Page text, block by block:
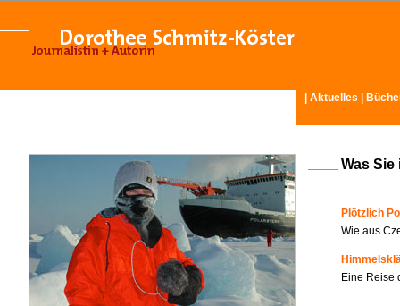
Aktuelles
Was
Plötzlich
Wie aus
Eine Reise